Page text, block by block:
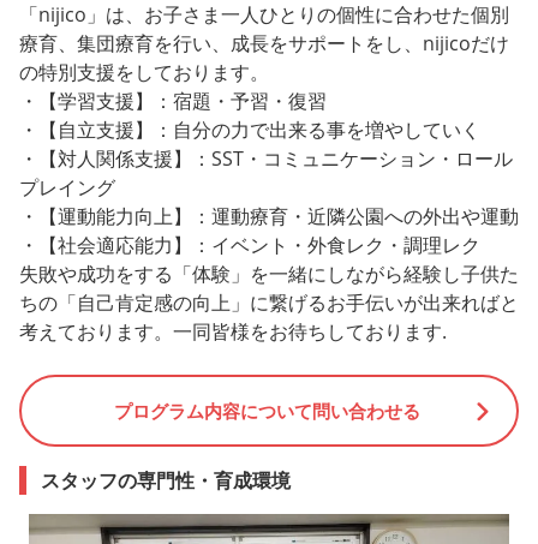
「nijico」は、お子さま一人ひとりの個性に合わせた個別
療育、集団療育を行い、成長をサポートをし、nijicoだけ
の特別支援をしております。
・【学習支援】：宿題・予習・復習
・【自立支援】：自分の力で出来る事を増やしていく
・【対人関係支援】：SST・コミュニケーション・ロール
プレイング
・【運動能力向上】：運動療育・近隣公園への外出や運動
・【社会適応能力】：イベント・外食レク・調理レク
失敗や成功をする「体験」を一緒にしながら経験し子供た
ちの「自己肯定感の向上」に繋げるお手伝いが出来ればと
考えております。一同皆様をお待ちしております.
プログラム内容について問い合わせる
スタッフの専門性・育成環境